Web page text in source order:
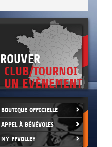
TOURNOI
EVÈNEMENT
BOUTIQUE OFFICIELLE
APPEL À BÉNÉVOLES
MY FFVOLLEY